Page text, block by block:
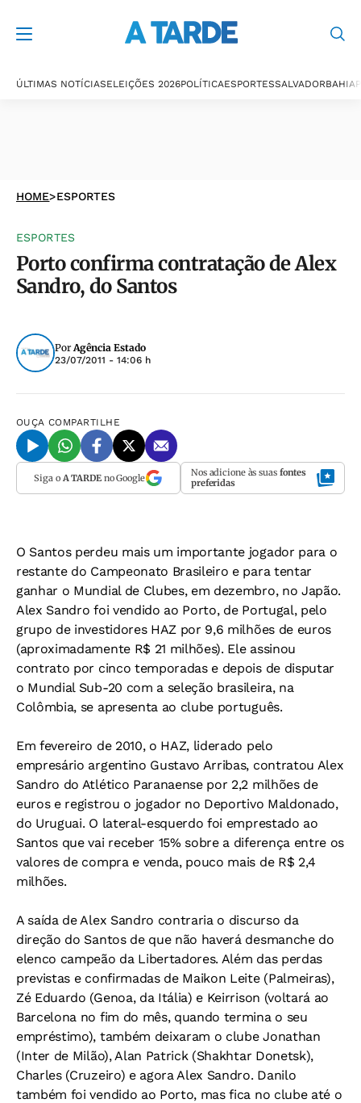
ÚLTIMAS NOTÍCIASELEIÇÕES 2026POLÍTICAESPORTESSALVADORBAHIA
HOME>ESPORTES
ESPORTES
Porto confirma contratação de Alex
Sandro, do Santos
PorAgência Estado
23/07/2011 - 14:06 h
OUÇA COMPARTILHE
Siga o A TARDEno Google Nos adicione às suas fontes
preferidas
O Santos perdeu mais um importante jogador para o
restante do Campeonato Brasileiro e para tentar
ganhar o Mundial de Clubes, em dezembro, no Japão.
Alex Sandro foi vendido ao Porto, de Portugal, pelo
grupo de investidores HAZ por 9,6 milhões de euros
(aproximadamente R$ 21 milhões). Ele assinou
contrato por cinco temporadas e depois de disputar
o Mundial Sub-20 com a seleção brasileira, na
Colômbia, se apresenta ao clube português.
Em fevereiro de 2010, o HAZ, liderado pelo
empresário argentino Gustavo Arribas, contratou Alex
Sandro do Atlético Paranaense por 2,2 milhões de
euros e registrou o jogador no Deportivo Maldonado,
do Uruguai. O lateral-esquerdo foi emprestado ao
Santos que vai receber 15% sobre a diferença entre os
valores de compra e venda, pouco mais de R$ 2,4
milhões.
A saída de Alex Sandro contraria o discurso da
direção do Santos de que não haverá desmanche do
elenco campeão da Libertadores. Além das perdas
previstas e confirmadas de Maikon Leite (Palmeiras),
Zé Eduardo (Genoa, da Itália) e Keirrison (voltará ao
Barcelona no fim do mês, quando termina o seu
empréstimo), também deixaram o clube Jonathan
(Inter de Milão), Alan Patrick (Shakhtar Donetsk),
Charles (Cruzeiro) e agora Alex Sandro. Danilo
também foi vendido ao Porto, mas fica no clube até o